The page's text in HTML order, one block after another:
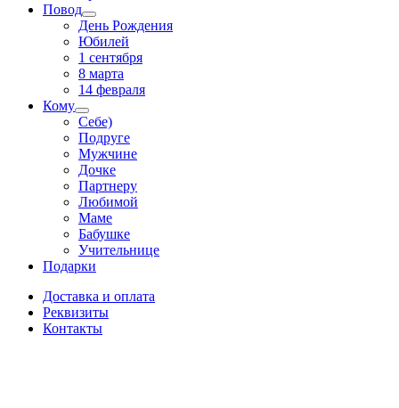
Повод
День Рождения
Юбилей
1 сентября
8 марта
14 февраля
Кому
Себе)
Подруге
Мужчине
Дочке
Партнеру
Любимой
Маме
Бабушке
Учительнице
Подарки
Доставка и оплата
Реквизиты
Контакты